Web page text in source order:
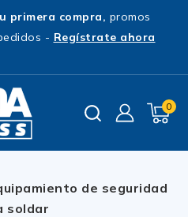
primera compra, promos
- Regístrate ahora
0
de seguridad
soldar